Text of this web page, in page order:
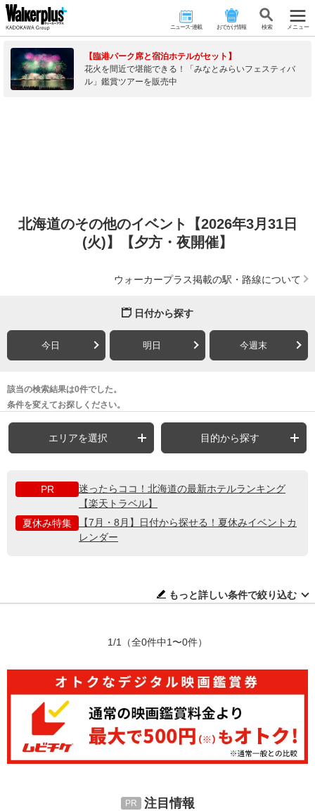
ニュース･連載 おでかけ情報 検 索 メニュー
【臨港パーク席と宿泊ホテルがセット】
花火を間近で堪能できる！「みなとみらいフェスティバ
ル」鑑賞ツアーを販売中
北海道のその他のイベント【2026年3月31日
(火)】【夕方・夜開催】
ウォーカープラス掲載の駅・路線について
日付から探す
今日 明日 今週末
該当の検索結果は0件でした。
条件を変えてお探しください。
エリアを選択 目的から探す
PR
迷ったらココ！北海道の最新ホテルランキング
【楽天トラベル】
夏休み特集
【7月・8月】日付から探せる！夏休みイベントカ
レンダー
もっと詳しい条件で絞り込む
1/1 （全0件中1〜0件）
注目情報